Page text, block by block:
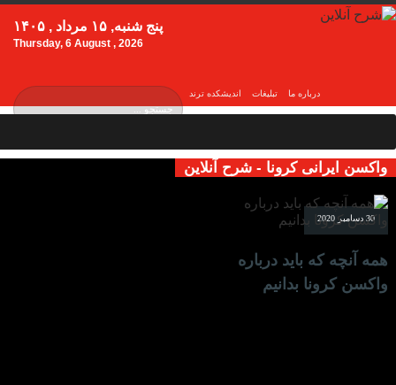
اندیشکده ترند تبلیغات درباره ما
پنج شنبه, ۱۵ مرداد , ۱۴۰۵
Thursday, 6 August , 2026
واکسن ایرانی کرونا - شرح آنلاین
30 دسامبر 2020
همه‌ آنچه که باید درباره
واکسن کرونا بدانیم